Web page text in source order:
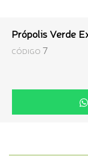
Própolis Verde
CÓDIGO 7